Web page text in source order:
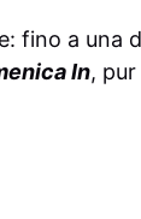
fino a una
In,